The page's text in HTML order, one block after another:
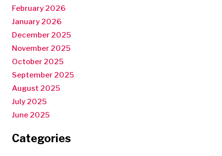
February 2026
January 2026
December 2025
November 2025
October 2025
September 2025
August 2025
July 2025
June 2025
Categories